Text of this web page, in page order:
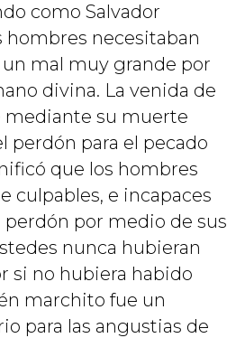
como Salvador
hombres necesitaban
mal muy grande por
divina. La venida de
mediante su muerte
perdón para el pecado
que los hombres
culpables, e incapaces
perdón por medio de sus
nunca hubieran
si no hubiera habido
marchito fue un
para las angustias de